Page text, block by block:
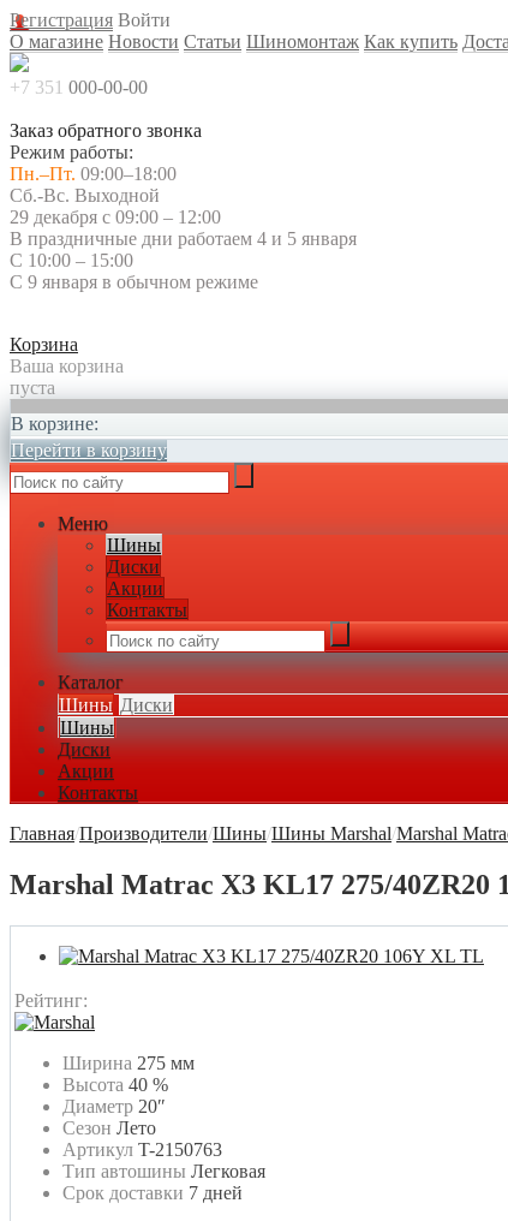
Регистрация Войти
О магазине Новости Статьи Шиномонтаж Как купить
+7 351 000-00-00
Заказ обратного звонка
Режим работы:
Пн.–Пт. 09:00–18:00
Сб.-Вс. Выходной
29 декабря с 09:00 – 12:00
В праздничные дни работаем 4 и 5 января
С 10:00 – 15:00
С 9 января в обычном режиме
Корзина
Ваша корзина
пуста
В корзине:
Перейти в корзину
Меню
Шины
Диски
Акции
Контакты
Каталог
Шины Диски
Шины
Диски
Акции
Контакты
Главная/Производители/Шины/Шины Marshal/Marshal
Marshal Matrac X3 KL17 275/40ZR20
Рейтинг:
Ширина 275 мм
Высота 40 %
Диаметр 20″
Сезон Лето
Артикул T-2150763
Тип автошины Легковая
Срок доставки 7 дней